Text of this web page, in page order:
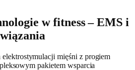
w fitness – EMS i
mięśni z progiem
pakietem wsparcia